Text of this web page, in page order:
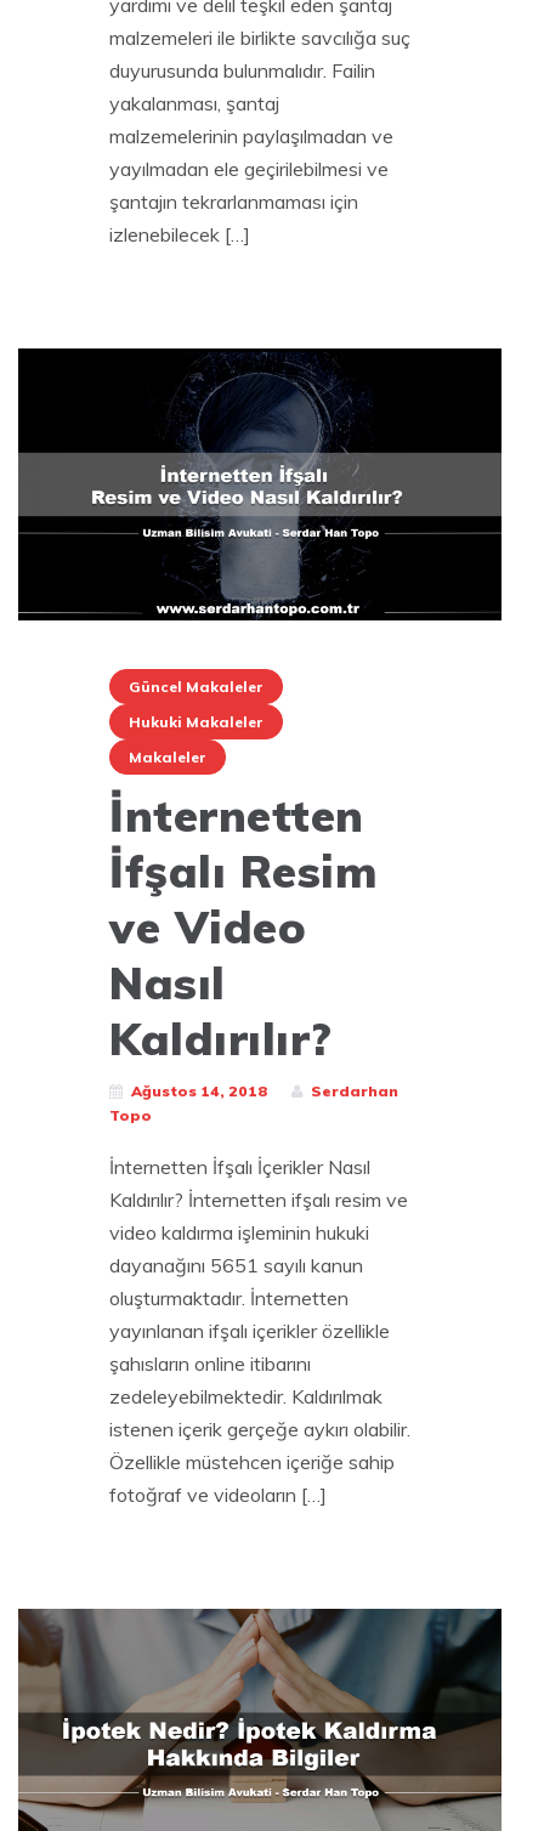
malzemeleri ile birlikte savcılığa suç
duyurusunda bulunmalıdır. Failin
yakalanması, şantaj
malzemelerinin paylaşılmadan ve
yayılmadan ele geçirilebilmesi ve
şantajın tekrarlanmaması için
izlenebilecek […]
Güncel Makaleler
Hukuki Makaleler
Makaleler
İnternetten
İfşalı Resim
ve Video
Nasıl
Kaldırılır?
Ağustos 14, 2018
Serdarhan
Topo
İnternetten İfşalı İçerikler Nasıl
Kaldırılır? İnternetten ifşalı resim ve
video kaldırma işleminin hukuki
dayanağını 5651 sayılı kanun
oluşturmaktadır. İnternetten
yayınlanan ifşalı içerikler özellikle
şahısların online itibarını
zedeleyebilmektedir. Kaldırılmak
istenen içerik gerçeğe aykırı olabilir.
Özellikle müstehcen içeriğe sahip
fotoğraf ve videoların […]